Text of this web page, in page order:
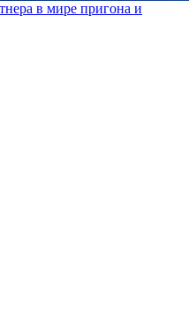
в мире пригона и